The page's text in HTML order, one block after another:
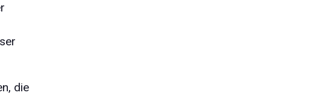
die